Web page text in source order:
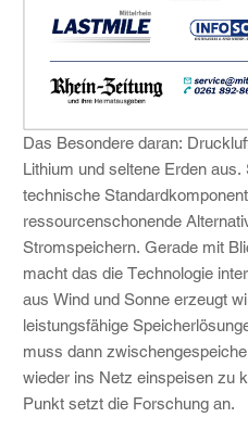
Das Besondere daran:
Lithium und seltene Erden
technische
ressourcenschonende
Stromspeichern. Gerade mit
macht das die Technologie
aus Wind und Sonne erzeugt
leistungsfähige
muss dann
wieder ins Netz einspeisen zu
Punkt setzt die Forschung an.